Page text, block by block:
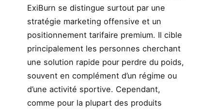
ExiBurn se distingue surtout par une
stratégie marketing offensive et un
positionnement tarifaire premium. Il cible
principalement les personnes cherchant
une solution rapide pour perdre du poids,
souvent en complément d’un régime ou
d’une activité sportive. Cependant,
comme pour la plupart des produits